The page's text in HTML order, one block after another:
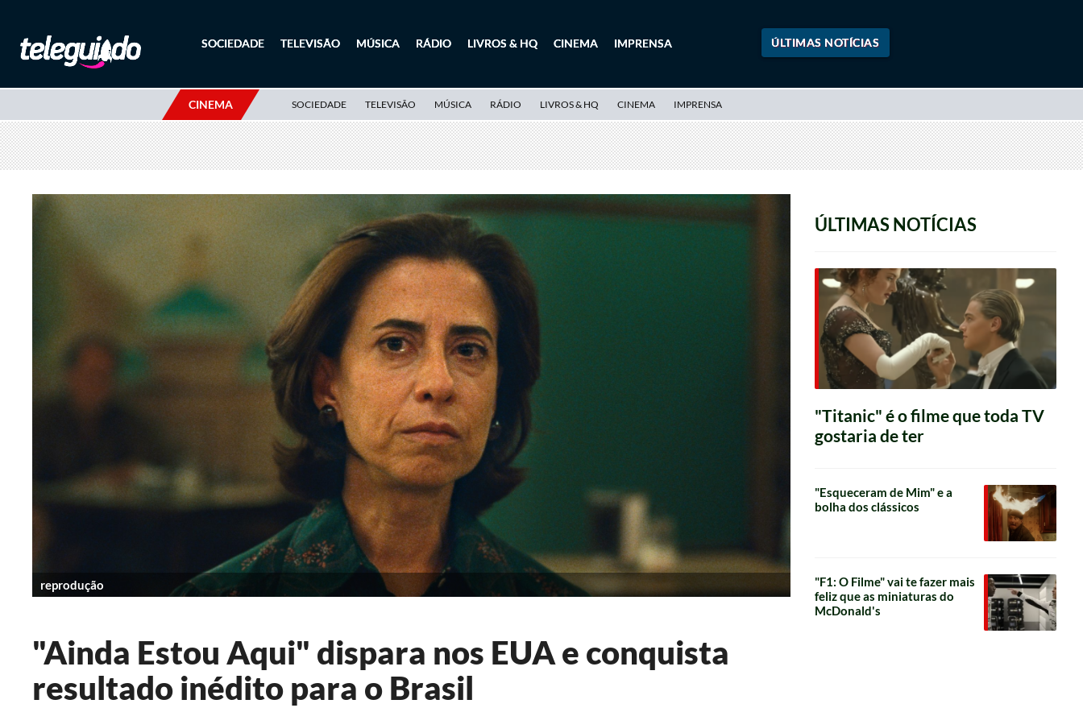
ÚLTIMAS NOTÍCIAS
SOCIEDADE TELEVISÃO MÚSICA RÁDIO LIVROS & HQ CINEMA IMPRENSA
CINEMA SOCIEDADE TELEVISÃO MÚSICA RÁDIO LIVROS & HQ CINEMA IMPRENSA
reprodução
"Ainda Estou Aqui" dispara nos EUA e conquista
resultado inédito para o Brasil
ÚLTIMAS NOTÍCIAS
"Titanic" é o filme que toda TV
gostaria de ter
"Esqueceram de Mim" e a
bolha dos clássicos
"F1: O Filme" vai te fazer mais
feliz que as miniaturas do
McDonald's